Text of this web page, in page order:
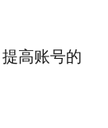
高账号的